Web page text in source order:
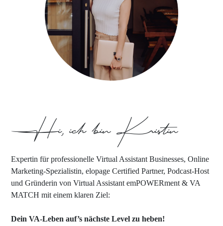
Hi, ich bin Kristin
Expertin für professionelle Virtual Assistant Businesses, Online
Marketing-Spezialistin, elopage Certified Partner, Podcast-Host
und Gründerin von Virtual Assistant emPOWERment & VA
MATCH mit einem klaren Ziel:
Dein VA-Leben auf’s nächste Level zu heben!